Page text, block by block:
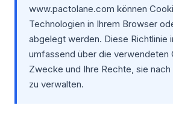
www.pactolane.com können
Technologien in Ihrem Browser
abgelegt werden. Diese Richtlinie
umfassend über die verwendeten
Zwecke und Ihre Rechte, sie nach
zu verwalten.